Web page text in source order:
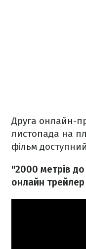
Друга онлайн-
листопада на
фільм
"2000 метрів до
онлайн